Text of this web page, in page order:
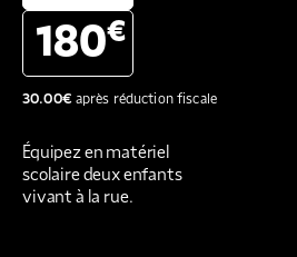
180€
30.00€après réduction fiscale
Équipez en matériel
scolaire deux enfants
vivant à la rue.